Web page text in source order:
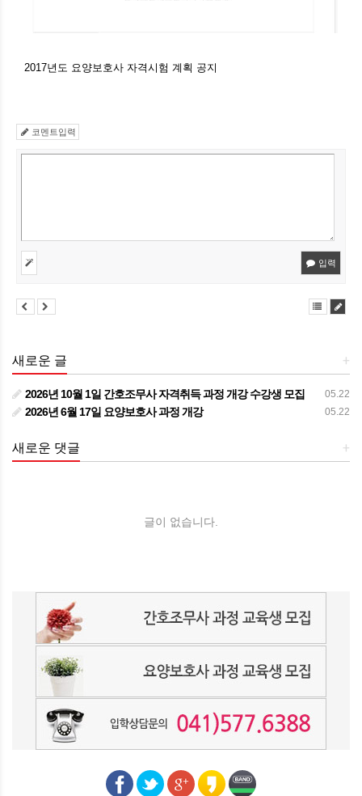
2017년도 요양보호사 자격시험 계획 공지
코멘트입력
입력
+
새로운 글
05.22
2026년 10월 1일 간호조무사 자격취득 과정 개강 수강생 모집
05.22
2026년 6월 17일 요양보호사 과정 개강
+
새로운 댓글
글이 없습니다.